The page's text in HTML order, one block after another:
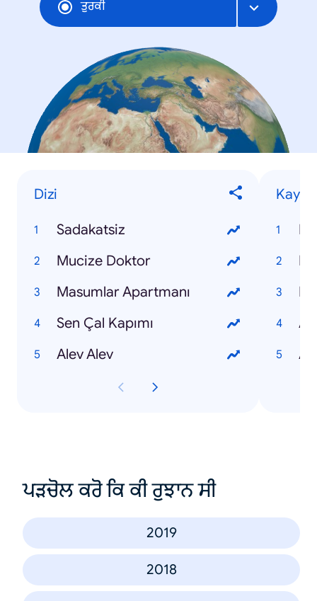
ਤੁਰਕੀ
Dizi
Sadakatsiz
Mucize Doktor
Masumlar Apartmanı
Sen Çal Kapımı
Alev Alev
ਪੜਚੋਲ ਕਰੋ ਕਿ ਕੀ ਰੁਝਾਨ ਸੀ
2019
2018